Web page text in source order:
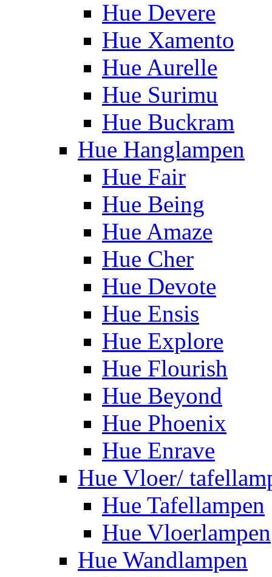
Hue Devere
Hue Xamento
Hue Aurelle
Hue Surimu
Hue Buckram
Hue Hanglampen
Hue Fair
Hue Being
Hue Amaze
Hue Cher
Hue Devote
Hue Ensis
Hue Explore
Hue Flourish
Hue Beyond
Hue Phoenix
Hue Enrave
Hue Vloer/
Hue Tafellampen
Hue Vloerlampen
Hue Wandlampen